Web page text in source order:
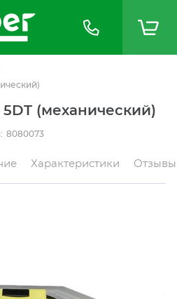
5DT (механический)
8080073
Характеристики Отзывы